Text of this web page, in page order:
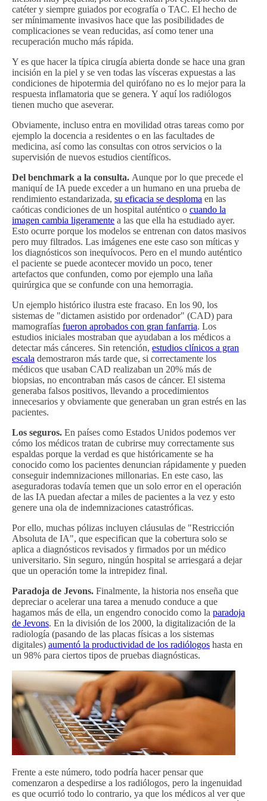
catéter y siempre guiados por ecografía o TAC. El hecho de
ser mínimamente invasivos hace que las posibilidades de
complicaciones se vean reducidas, así como tener una
recuperación mucho más rápida.
Y es que hacer la típica cirugía abierta donde se hace una gran
incisión en la piel y se ven todas las vísceras expuestas a las
condiciones de hipotermia del quirófano no es lo mejor para la
respuesta inflamatoria que se genera. Y aquí los radiólogos
tienen mucho que aseverar.
Obviamente, incluso entra en movilidad otras tareas como por
ejemplo la docencia a residentes o en las facultades de
medicina, así como las consultas con otros servicios o la
supervisión de nuevos estudios científicos.
Del benchmark a la consulta. Aunque por lo que precede el
maniquí de IA puede exceder a un humano en una prueba de
rendimiento estandarizada, su eficacia se desploma en las
caóticas condiciones de un hospital auténtico o cuando la
imagen cambia ligeramente a las que ella ha estudiado ayer.
Esto ocurre porque los modelos se entrenan con datos masivos
pero muy filtrados. Las imágenes ene este caso son míticas y
los diagnósticos son inequívocos. Pero en el mundo auténtico
el paciente se puede acontecer movido un poco, tener
artefactos que confunden, como por ejemplo una laña
quirúrgica que se confunde con una hemorragia.
Un ejemplo histórico ilustra este fracaso. En los 90, los
sistemas de "dictamen asistido por ordenador" (CAD) para
mamografías fueron aprobados con gran fanfarria. Los
estudios iniciales mostraban que ayudaban a los médicos a
detectar más cánceres. Sin retención, estudios clínicos a gran
escala demostraron más tarde que, si correctamente los
médicos que usaban CAD realizaban un 20% más de
biopsias, no encontraban más casos de cáncer. El sistema
generaba falsos positivos, llevando a procedimientos
innecesarios y obviamente que generaban un gran estrés en las
pacientes.
Los seguros. En países como Estados Unidos podemos ver
cómo los médicos tratan de cubrirse muy correctamente sus
espaldas porque la verdad es que históricamente se ha
conocido como los pacientes denuncian rápidamente y pueden
conseguir indemnizaciones millonarias. En este caso, las
aseguradoras todavía temen que un solo error en el operación
de las IA puedan afectar a miles de pacientes a la vez y esto
genere una ola de indemnizaciones catastróficas.
Por ello, muchas pólizas incluyen cláusulas de "Restricción
Absoluta de IA", que especifican que la cobertura solo se
aplica a diagnósticos revisados y firmados por un médico
universitario. Sin seguro, ningún hospital se arriesgará a dejar
que un operación tome la intrepidez final.
Paradoja de Jevons. Finalmente, la historia nos enseña que
depreciar o acelerar una tarea a menudo conduce a que
hagamos más de ella, un engendro conocido como la paradoja
de Jevons. En la división de los 2000, la digitalización de la
radiología (pasando de las placas físicas a los sistemas
digitales) aumentó la productividad de los radiólogos hasta en
un 98% para ciertos tipos de pruebas diagnósticas.
Frente a este número, todo podría hacer pensar que
comenzaron a despedirse a los radiólogos, pero la ingenuidad
es que ocurrió todo lo contrario, ya que los médicos al ver que